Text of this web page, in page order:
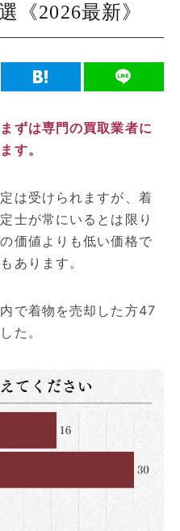
《2026最新》
ずは専門の買取業者に
す。
は受けられますが、着
士が常にいるとは限り
価値よりも低い価格で
あります。
で着物を売却した方47
た。